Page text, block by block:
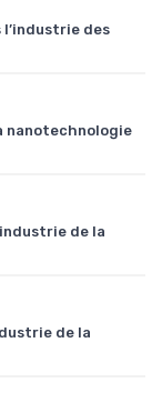
l’industrie des
nanotechnologie
de la
de la